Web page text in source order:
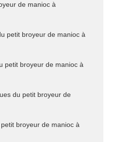
de manioc à
petit broyeur de manioc à
petit broyeur de manioc à
du petit broyeur de
broyeur de manioc à